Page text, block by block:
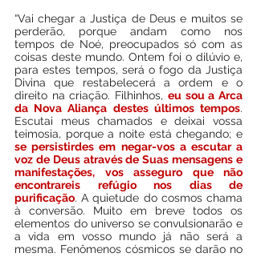
“Vai chegar a Justiça de Deus e muitos se
perderão, porque andam como nos
tempos de Noé, preocupados só com as
coisas deste mundo. Ontem foi o dilúvio e,
para estes tempos, será o fogo da Justiça
Divina que restabelecerá a ordem e o
direito na criação. Filhinhos, eu sou a Arca
da Nova Aliança destes últimos tempos.
Escutai meus chamados e deixai vossa
se persistirdes em negar-vos a escutar a
voz de Deus através de Suas mensagens e
manifestações, vos asseguro que não
encontrareis refúgio nos dias de
purificação. A quietude do cosmos chama
à conversão. Muito em breve todos os
elementos do universo se convulsionarão e
a vida em vosso mundo já não será a
mesma. Fenômenos cósmicos se darão no